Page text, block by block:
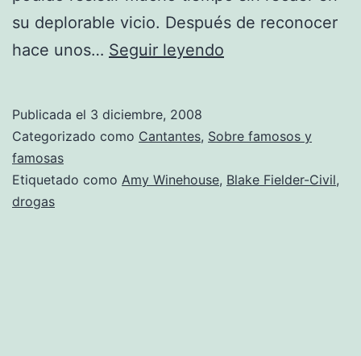
su deplorable vicio. Después de reconocer
hace unos… Seguir leyendo
rejas
nuevo
Publicada el 3 diciembre, 2008
Categorizado como Cantantes, Sobre famosos y
famosas
Etiquetado como Amy Winehouse, Blake Fielder-Civil,
drogas